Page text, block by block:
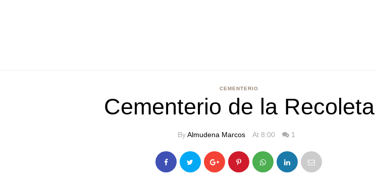
CEMENTERIO
Cementerio de la Recoleta
ByAlmudena Marcos At 8:00 1